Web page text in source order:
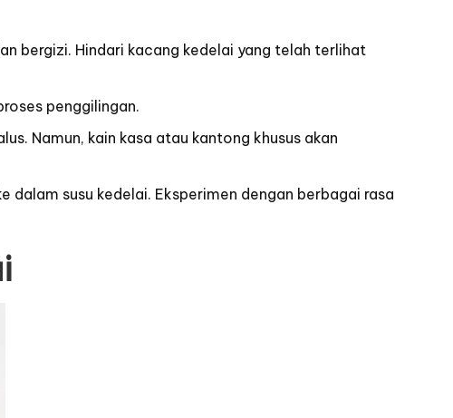
bergizi. Hindari kacang kedelai yang telah terlihat
penggilingan.
Namun, kain kasa atau kantong khusus akan
dalam susu kedelai. Eksperimen dengan berbagai rasa